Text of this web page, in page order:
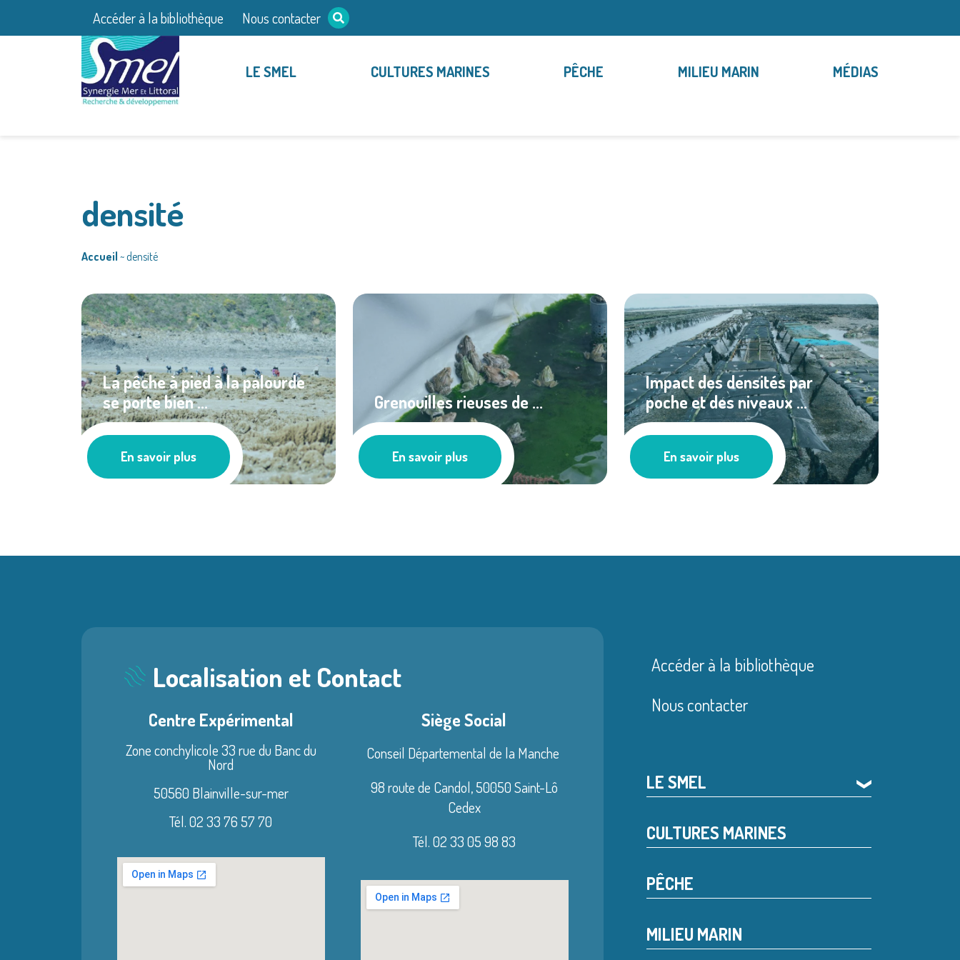
Accéder à la bibliothèque Nous contacter
LE SMEL CULTURES MARINES PÊCHE MILIEU MARIN MÉDIAS
densité
Accueil ~densité
La pêche à pied à la palourde
se porte bien ...
Pêche
En savoir plus
Grenouilles rieuses de ...
Cultures marines
En savoir plus
Impact des densités par
poche et des niveaux ...
Ressources documentaires
En savoir plus
Localisation et Contact
Centre Expérimental
Zone conchylicole 33 rue du Banc du
Nord
50560 Blainville-sur-mer
Tél. 02 33 76 57 70
Siège Social
Conseil Départemental de la Manche
98 route de Candol,50050 Saint-Lô
Cedex
Tél. 02 33 05 98 83
Accéder à la bibliothèque
Nous contacter
LE SMEL ❯
CULTURES MARINES
PÊCHE
MILIEU MARIN